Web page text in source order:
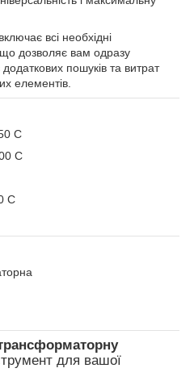
всі необхідні
дозволяє вам одразу
пошуків та витрат
елементів.
C
C
C
для вашої